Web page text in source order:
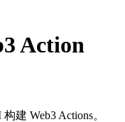
Action
建 Web3 Actions。